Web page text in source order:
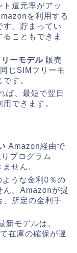
還元率がアッ
を利用する
す。貯まってい
こともできま
ーモデル 販売
じSIMフリーモ
す。
ば、最短で翌日
できます。
Amazon経由で
プログラム
せん。
うな金利0％の
ん。Amazonが提
、所定の金利手
新モデルは、
在庫の確保が遅